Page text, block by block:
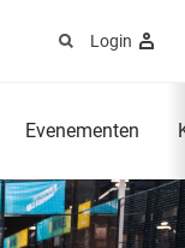
Login
Evenementen